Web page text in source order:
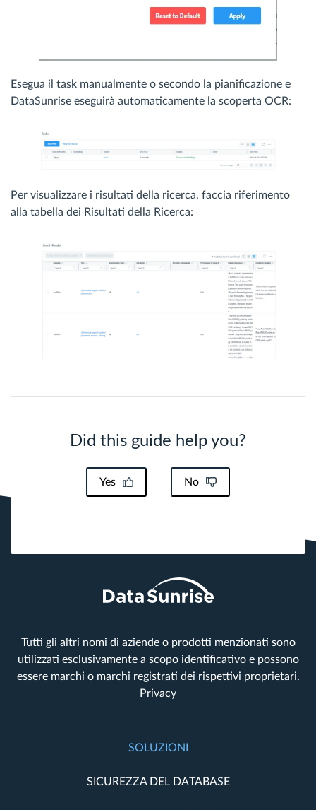
Esegua il task manualmente o secondo la pianificazione e
DataSunrise eseguirà automaticamente la scoperta OCR:
Per visualizzare i risultati della ricerca, faccia riferimento
alla tabella dei Risultati della Ricerca:
Did this guide help you?
Yes No
Tutti gli altri nomi di aziende o prodotti menzionati sono
utilizzati esclusivamente a scopo identificativo e possono
essere marchi o marchi registrati dei rispettivi proprietari.
Privacy
SOLUZIONI
SICUREZZA DEL DATABASE